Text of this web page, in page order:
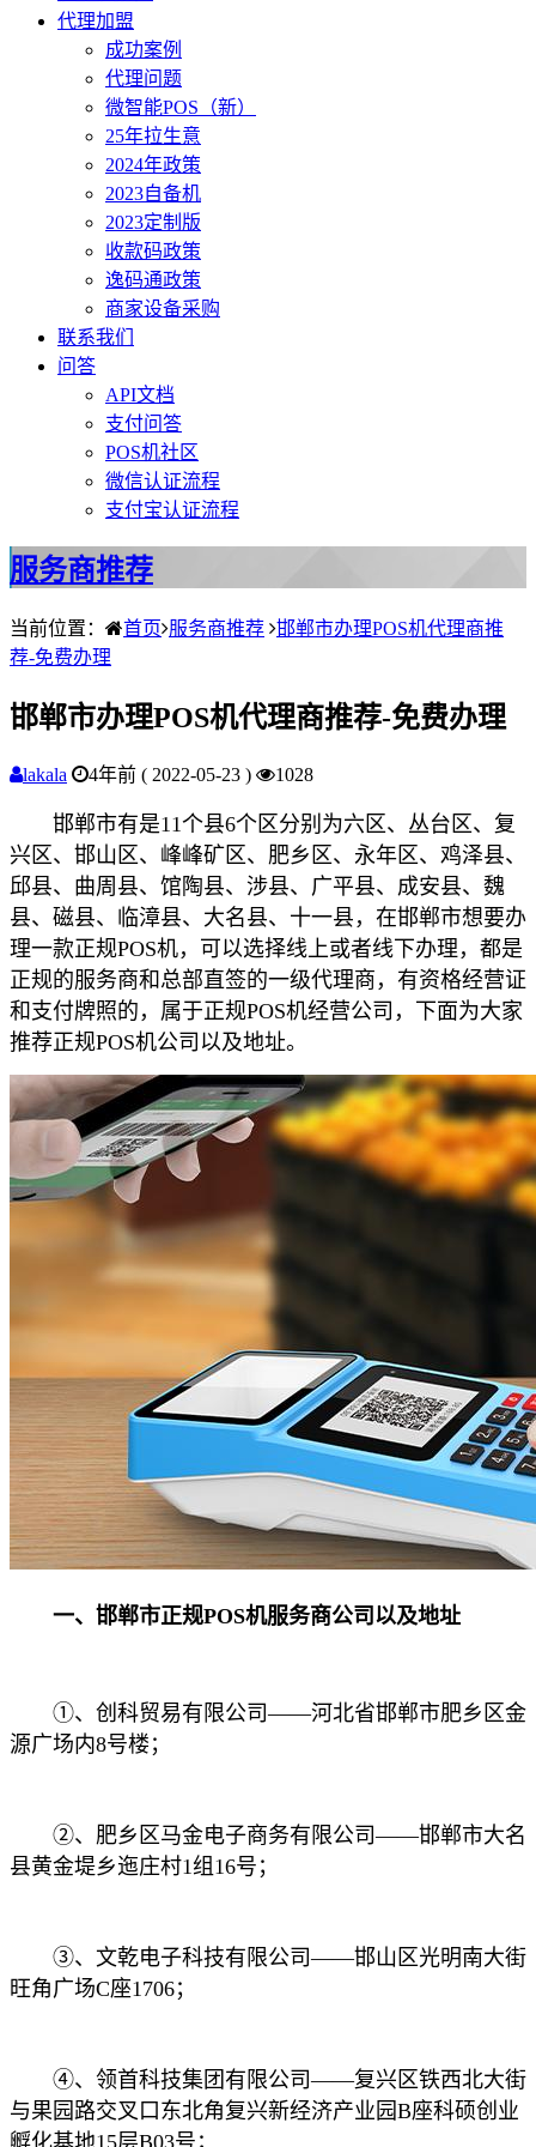
代理加盟
成功案例
代理问题
微智能POS（新）
25年拉生意
2024年政策
2023自备机
2023定制版
收款码政策
逸码通政策
商家设备采购
联系我们
问答
API文档
支付问答
POS机社区
微信认证流程
支付宝认证流程
服务商推荐
当前位置： 首页 服务商推荐 邯郸市办理POS机代理商推
荐-免费办理
邯郸市办理POS机代理商推荐-免费办理
lakala 4年前 ( 2022-05-23 ) 1028
邯郸市有是11个县6个区分别为六区、丛台区、复
兴区、邯山区、峰峰矿区、肥乡区、永年区、鸡泽县、
邱县、曲周县、馆陶县、涉县、广平县、成安县、魏
县、磁县、临漳县、大名县、十一县，在邯郸市想要办
理一款正规POS机，可以选择线上或者线下办理，都是
正规的服务商和总部直签的一级代理商，有资格经营证
和支付牌照的，属于正规POS机经营公司，下面为大家
推荐正规POS机公司以及地址。
一、邯郸市正规POS机服务商公司以及地址
①、创科贸易有限公司——河北省邯郸市肥乡区金
源广场内8号楼；
②、肥乡区马金电子商务有限公司——邯郸市大名
县黄金堤乡迤庄村1组16号；
③、文乾电子科技有限公司——邯山区光明南大街
旺角广场C座1706；
④、领首科技集团有限公司——复兴区铁西北大街
与果园路交叉口东北角复兴新经济产业园B座科硕创业